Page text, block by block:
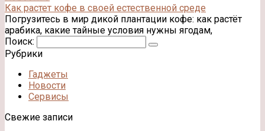
Как растет кофе в своей естественной среде
Погрузитесь в мир дикой плантации кофе: как растёт
арабика, какие тайные условия нужны ягодам,
Поиск:
Рубрики
Гаджеты
Новости
Сервисы
Свежие записи